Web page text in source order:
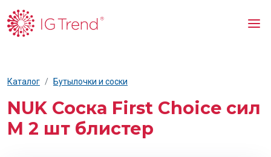
Каталог Бутылочки и соски
NUK Соска First Choice сил
M 2 шт блистер